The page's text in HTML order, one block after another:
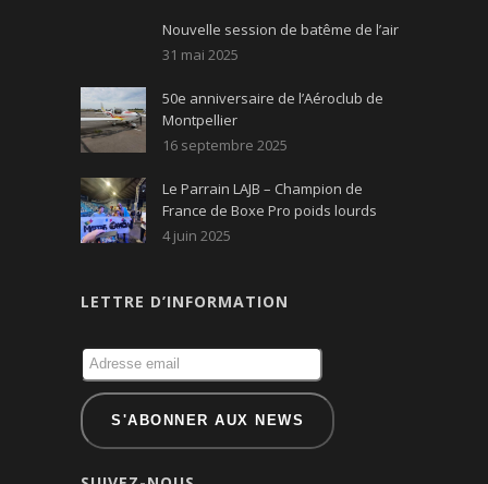
Nouvelle session de batême de l’air
31 mai 2025
50e anniversaire de l’Aéroclub de
Montpellier
16 septembre 2025
Le Parrain LAJB – Champion de
France de Boxe Pro poids lourds
4 juin 2025
LETTRE D’INFORMATION